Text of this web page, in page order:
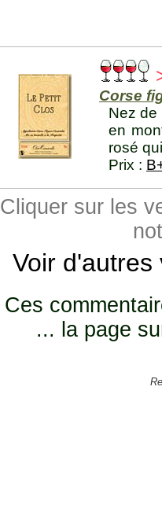
Corse
Nez de
en
rosé
Prix :
Cliquer sur les
Voir
Ces
... la page